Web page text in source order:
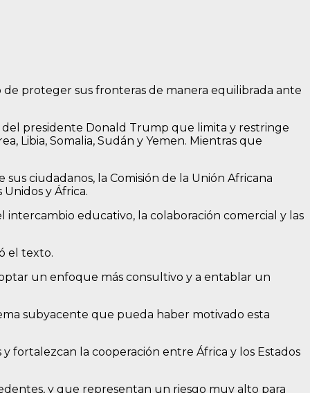
de proteger sus fronteras de manera equilibrada ante
presidente Donald Trump que limita y restringe
Libia, Somalia, Sudán y Yemen. Mientras que
ciudadanos, la Comisión de la Unión Africana
y África.
educativo, la colaboración comercial y las
el texto.
un enfoque más consultivo y a entablar un
subyacente que pueda haber motivado esta
fortalezcan la cooperación entre África y los Estados
y que representan un riesgo muy alto para